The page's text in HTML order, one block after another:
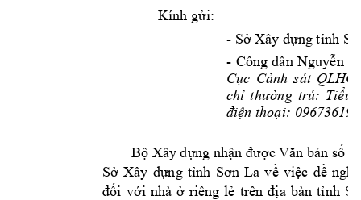
Kính gửi:
- Sở Xây dựng tỉnh
- Công dân Nguyễn
Cục Cảnh sát QLHC
chỉ thường trú: Tiểu
điện thoại:
Bộ Xây dựng nhận được Văn bản số
Sở Xây dựng tỉnh Sơn La về việc đề nghị
đối với nhà ở riêng lẻ trên địa bàn tỉnh